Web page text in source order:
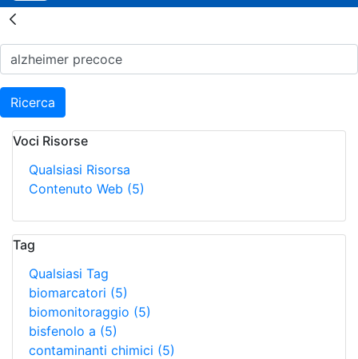
Risultati della Ricerca -
Ricerca
Voci Risorse
Qualsiasi Risorsa
Contenuto Web (5)
Tag
Qualsiasi Tag
biomarcatori (5)
biomonitoraggio (5)
bisfenolo a (5)
contaminanti chimici (5)